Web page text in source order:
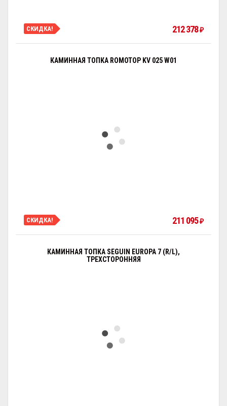
СКИДКА! 212 378₽
КАМИННАЯ ТОПКА ROMOTOP KV 025 W01
СКИДКА! 211 095₽
КАМИННАЯ ТОПКА SEGUIN EUROPA 7 (R/L),
ТРЕХСТОРОННЯЯ